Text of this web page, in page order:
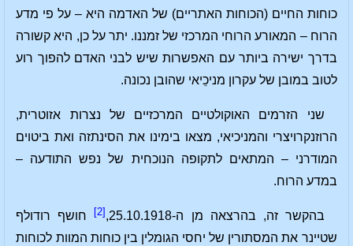
כוחות החיים (הכוחות האתריים) של האדמה היא – על פי מדע
הרוח – המאורע הרוחי המרכזי של זמננו. יתר על כן, היא קשורה
בדרך ישירה ביותר עם האפשרות שיש לבני האדם להפוך רוע
לטוב במובן של עקרון מניכֵיאי שהובן נכונה.
שני הזרמים האוקולטיים המרכזיים של נצרות אזוטרית,
הרוזנקרויצרי והמניכיאי, מצאו בימינו את הסינתזה ואת ביטוים
המודרני – המתאים לתקופה הנוכחית של נפש התודעה –
במדע הרוח.
בהקשר זה, בהרצאה מן ה-25.10.1918, [2]
חושף רודולף
שטיינר את המסתורין של יחסי הגומלין בין כוחות המוות לכוחות